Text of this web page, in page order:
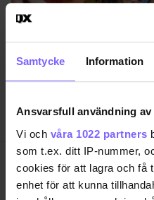
Samtycke Information
Ansvarsfull användning
Vi och våra 1022 partners
som t.ex. ditt IP-nummer,
cookies för att lagra och få
enhet för att kunna
"Ett viktigt steg" -
får queert område